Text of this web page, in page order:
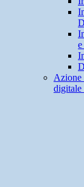
Azione
digitale